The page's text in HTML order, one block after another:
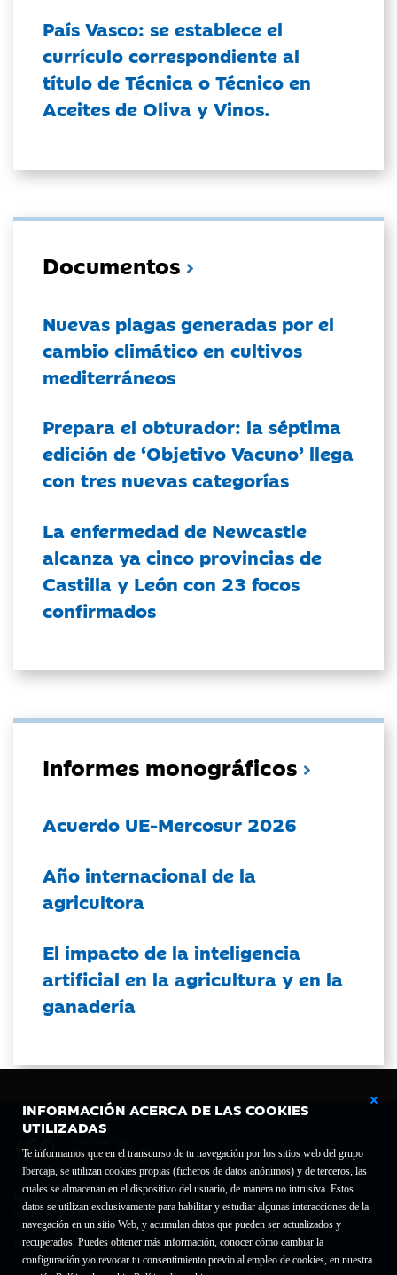
INFORMACIÓN ACERCA DE LAS COOKIES
UTILIZADAS
Te informamos que en el transcurso de tu navegación por los sitios web del grupo
Ibercaja, se utilizan cookies propias (ficheros de datos anónimos) y de terceros, las
cuales se almacenan en el dispositivo del usuario, de manera no intrusiva. Estos
datos se utilizan exclusivamente para habilitar y estudiar algunas interacciones de la
navegación en un sitio Web, y acumulan datos que pueden ser actualizados y
recuperados. Puedes obtener más información, conocer cómo cambiar la
configuración y/o revocar tu consentimiento previo al empleo de cookies, en nuestra
País Vasco: se establece el
currículo correspondiente al
título de Técnica o Técnico en
Aceites de Oliva y Vinos.
Documentos
Nuevas plagas generadas por el
cambio climático en cultivos
mediterráneos
Prepara el obturador: la séptima
edición de ‘Objetivo Vacuno’ llega
con tres nuevas categorías
La enfermedad de Newcastle
alcanza ya cinco provincias de
Castilla y León con 23 focos
confirmados
Informes monográficos
Acuerdo UE-Mercosur 2026
Año internacional de la
agricultora
El impacto de la inteligencia
artificial en la agricultura y en la
ganadería
Fundación Bancaria Ibercaja C.I.F. G-50000652.
Inscrita en el Registro de Fundaciones del Mº de Educación, Cultura y Deporte con el nº
1689.
Domicilio social: Joaquín Costa, 13. 50001 Zaragoza.
Contacto
Declaración de accesibilidad